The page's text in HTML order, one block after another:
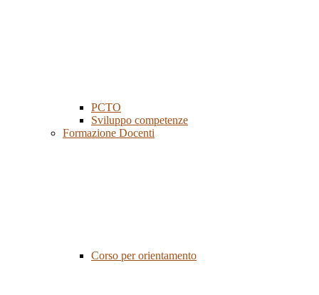
PCTO
Sviluppo competenze
Formazione Docenti
Corso per orientamento